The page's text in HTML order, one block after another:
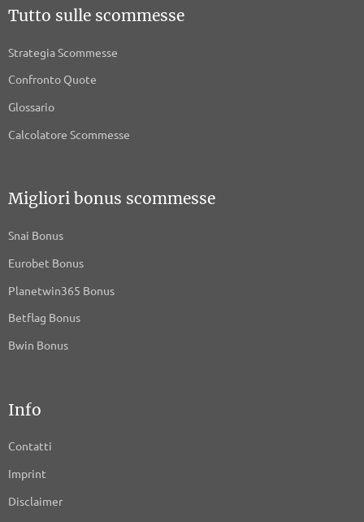
Tutto sulle scommesse
Strategia Scommesse
Confronto Quote
Glossario
Calcolatore Scommesse
Migliori bonus scommesse
Snai Bonus
Eurobet Bonus
Planetwin365 Bonus
Betflag Bonus
Bwin Bonus
Info
Contatti
Imprint
Disclaimer